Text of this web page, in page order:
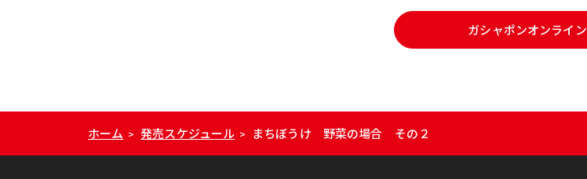
ガシャポンオンライン
ホーム > 発売スケジュール > まちぼうけ 野菜の場合 その２